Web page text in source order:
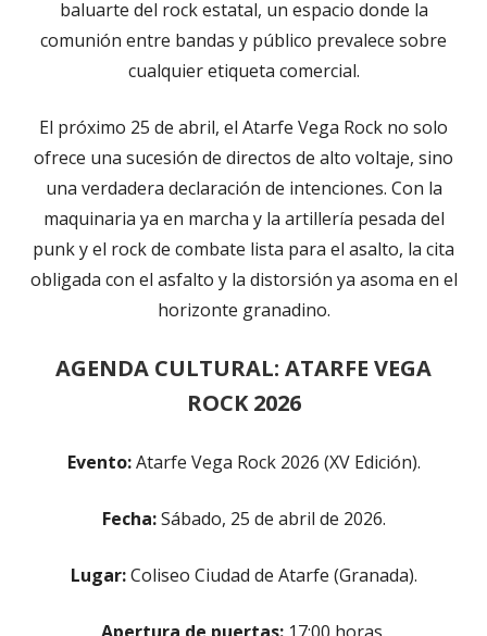
baluarte del rock estatal, un espacio donde la
comunión entre bandas y público prevalece sobre
cualquier etiqueta comercial.
El próximo 25 de abril, el Atarfe Vega Rock no solo
ofrece una sucesión de directos de alto voltaje, sino
una verdadera declaración de intenciones. Con la
maquinaria ya en marcha y la artillería pesada del
punk y el rock de combate lista para el asalto, la cita
obligada con el asfalto y la distorsión ya asoma en el
horizonte granadino.
AGENDA CULTURAL: ATARFE VEGA
ROCK 2026
Evento:Atarfe Vega Rock 2026 (XV Edición).
Fecha:Sábado, 25 de abril de 2026.
Lugar:Coliseo Ciudad de Atarfe (Granada).